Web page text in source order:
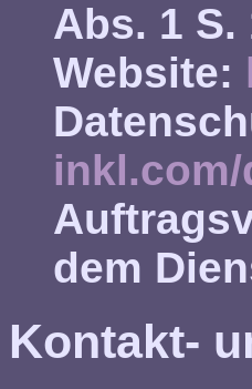
Abs. 1 S.
Website:
dem
Kontakt-